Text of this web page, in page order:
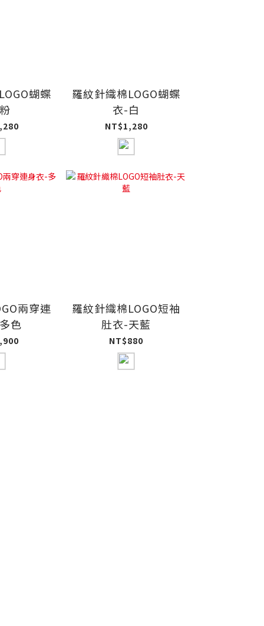
蝴蝶
羅紋針織棉LOGO蝴蝶
衣-白
NT$1,280
兩穿連
色
羅紋針織棉LOGO短袖
肚衣-天藍
NT$880